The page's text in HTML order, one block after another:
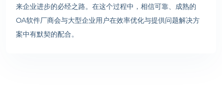
来企业进步的必经之路。在这个过程中，相信可靠、成熟的
OA软件厂商会与大型企业用户在效率优化与提供问题解决方
案中有默契的配合。